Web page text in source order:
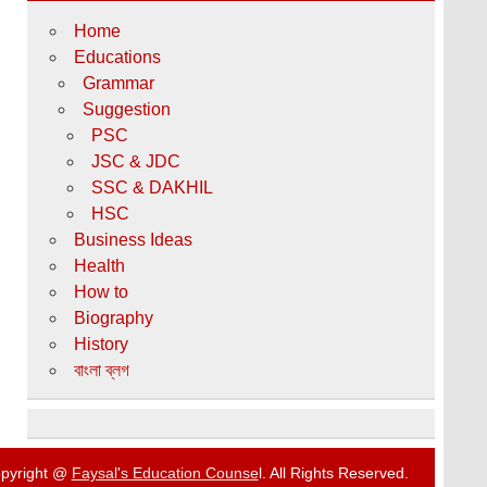
Home
Educations
Grammar
Suggestion
PSC
JSC & JDC
SSC & DAKHIL
HSC
Business Ideas
Health
How to
Biography
History
বাংলা ব্লগ
@ Faysal's Education Counsel. All Rights Reserved.